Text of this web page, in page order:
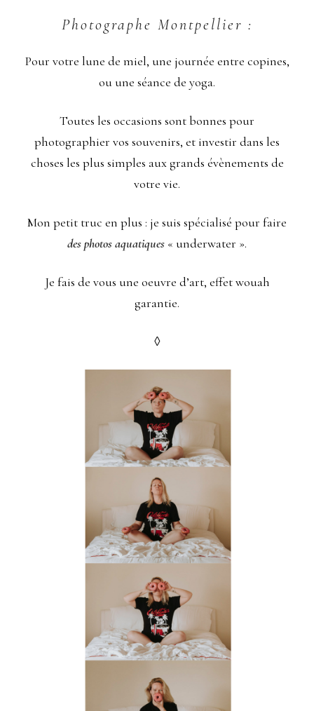
Photographe Montpellier :
Pour votre lune de miel, une journée entre copines,
ou une séance de yoga.
Toutes les occasions sont bonnes pour
photographier vos souvenirs, et investir dans les
choses les plus simples aux grands évènements de
votre vie.
Mon petit truc en plus : je suis spécialisé pour faire
des photos aquatiques « underwater ».
Je fais de vous une oeuvre d’art, effet wouah
garantie.
◊